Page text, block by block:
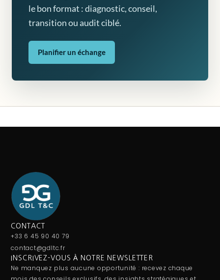
le bon format : diagnostic, conseil,
transition ou audit ciblé.
Planifier un échange
CONTACT
+33 6 45 90 40 79
contact@gdltc.fr
INSCRIVEZ-VOUS À NOTRE NEWSLETTER
Ne manquez plus aucune opportunité : recevez chaque